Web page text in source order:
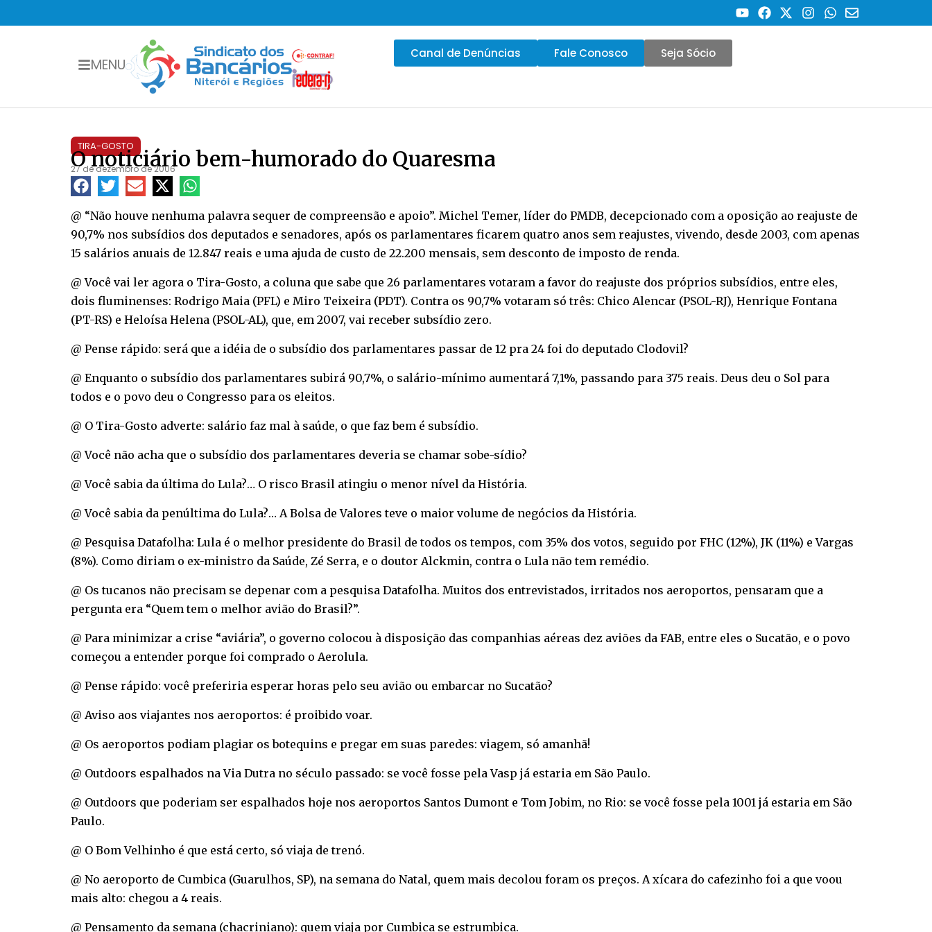
MENU
Canal de Denúncias Fale Conosco Seja Sócio
TIRA-GOSTO
O noticiário bem-humorado do Quaresma
27 de dezembro de 2006
@ “Não houve nenhuma palavra sequer de compreensão e apoio”. Michel Temer, líder do PMDB, decepcionado com a oposição ao reajuste de
90,7% nos subsídios dos deputados e senadores, após os parlamentares ficarem quatro anos sem reajustes, vivendo, desde 2003, com apenas
15 salários anuais de 12.847 reais e uma ajuda de custo de 22.200 mensais, sem desconto de imposto de renda.
@ Você vai ler agora o Tira-Gosto, a coluna que sabe que 26 parlamentares votaram a favor do reajuste dos próprios subsídios, entre eles,
dois fluminenses: Rodrigo Maia (PFL) e Miro Teixeira (PDT). Contra os 90,7% votaram só três: Chico Alencar (PSOL-RJ), Henrique Fontana
(PT-RS) e Heloísa Helena (PSOL-AL), que, em 2007, vai receber subsídio zero.
@ Pense rápido: será que a idéia de o subsídio dos parlamentares passar de 12 pra 24 foi do deputado Clodovil?
@ Enquanto o subsídio dos parlamentares subirá 90,7%, o salário-mínimo aumentará 7,1%, passando para 375 reais. Deus deu o Sol para
todos e o povo deu o Congresso para os eleitos.
@ O Tira-Gosto adverte: salário faz mal à saúde, o que faz bem é subsídio.
@ Você não acha que o subsídio dos parlamentares deveria se chamar sobe-sídio?
@ Você sabia da última do Lula?… O risco Brasil atingiu o menor nível da História.
@ Você sabia da penúltima do Lula?… A Bolsa de Valores teve o maior volume de negócios da História.
@ Pesquisa Datafolha: Lula é o melhor presidente do Brasil de todos os tempos, com 35% dos votos, seguido por FHC (12%), JK (11%) e Vargas
(8%). Como diriam o ex-ministro da Saúde, Zé Serra, e o doutor Alckmin, contra o Lula não tem remédio.
@ Os tucanos não precisam se depenar com a pesquisa Datafolha. Muitos dos entrevistados, irritados nos aeroportos, pensaram que a
pergunta era “Quem tem o melhor avião do Brasil?”.
@ Para minimizar a crise “aviária”, o governo colocou à disposição das companhias aéreas dez aviões da FAB, entre eles o Sucatão, e o povo
começou a entender porque foi comprado o Aerolula.
@ Pense rápido: você preferiria esperar horas pelo seu avião ou embarcar no Sucatão?
@ Aviso aos viajantes nos aeroportos: é proibido voar.
@ Os aeroportos podiam plagiar os botequins e pregar em suas paredes: viagem, só amanhã!
@ Outdoors espalhados na Via Dutra no século passado: se você fosse pela Vasp já estaria em São Paulo.
@ Outdoors que poderiam ser espalhados hoje nos aeroportos Santos Dumont e Tom Jobim, no Rio: se você fosse pela 1001 já estaria em São
Paulo.
@ O Bom Velhinho é que está certo, só viaja de trenó.
@ No aeroporto de Cumbica (Guarulhos, SP), na semana do Natal, quem mais decolou foram os preços. A xícara do cafezinho foi a que voou
mais alto: chegou a 4 reais.
@ Pensamento da semana (chacriniano): quem viaja por Cumbica se estrumbica.